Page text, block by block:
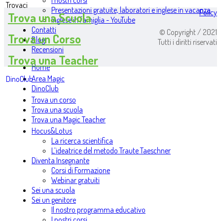
Presentazioni gratuite, laboratori e inglese in vacanza
Inglese in famiglia - YouTube
Contatti
Blog
Recensioni
Home
Area Magic
DinoClub
Trova un corso
Trova una scuola
Trova una Magic Teacher
Hocus&Lotus
La ricerca scientifica
L’ideatrice del metodo Traute Taeschner
Diventa Insegnante
Corsi di Formazione
Webinar gratuiti
Sei una scuola
Sei un genitore
Il nostro programma educativo
Trovaci
Trova una Scuola
Trova un Corso
Trova una Teacher
DinoClub
Policy
© Copyright / 2021
Tutti i diritti riservati